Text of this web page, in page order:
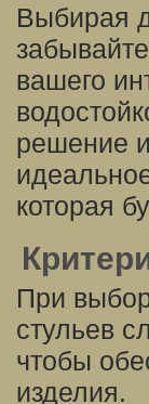
Выбирая
вашего
решение
которая
При
стульев
чтобы
изделия.